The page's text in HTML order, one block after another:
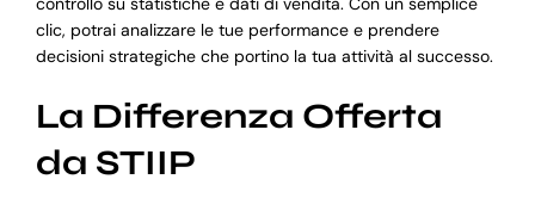
clic, potrai analizzare le tue performance e prendere
decisioni strategiche che portino la tua attività al successo.
La Differenza Offerta
da STIIP